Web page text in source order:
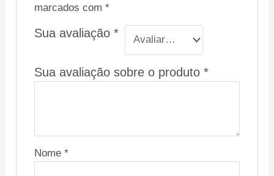
marcados com *
Sua avaliação *
Sua avaliação sobre o produto *
Nome *